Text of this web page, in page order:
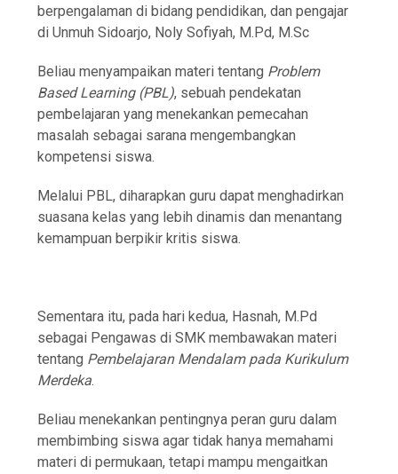
berpengalaman di bidang pendidikan, dan pengajar
di Unmuh Sidoarjo, Noly Sofiyah, M.Pd, M.Sc
Beliau menyampaikan materi tentang Problem
Based Learning (PBL), sebuah pendekatan
pembelajaran yang menekankan pemecahan
masalah sebagai sarana mengembangkan
kompetensi siswa.
Melalui PBL, diharapkan guru dapat menghadirkan
suasana kelas yang lebih dinamis dan menantang
kemampuan berpikir kritis siswa.
Sementara itu, pada hari kedua, Hasnah, M.Pd
sebagai Pengawas di SMK membawakan materi
tentang Pembelajaran Mendalam pada Kurikulum
Merdeka.
Beliau menekankan pentingnya peran guru dalam
membimbing siswa agar tidak hanya memahami
materi di permukaan, tetapi mampu mengaitkan